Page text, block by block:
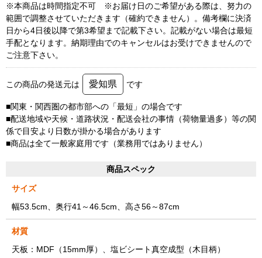
※本商品は時間指定不可 ※お届け日のご希望がある際は、努力の
範囲で調整させていただきます（確約できません）。備考欄に決済
日から4日後以降で第3希望まで記載下さい。記載がない場合は最短
手配となります。納期理由でのキャンセルはお受けできませんので
ご注意下さい。
この商品の発送元は 愛知県 です
■関東・関西圏の都市部への「最短」の場合です
■配送地域や天候・道路状況・配送会社の事情（荷物量過多）等の関
係で目安より日数が掛かる場合があります
■商品は全て一般家庭用です（業務用ではありません）
商品スペック
サイズ
幅53.5cm、奥行41～46.5cm、高さ56～87cm
材質
天板：MDF（15mm厚）、塩ビシート真空成型（木目柄）